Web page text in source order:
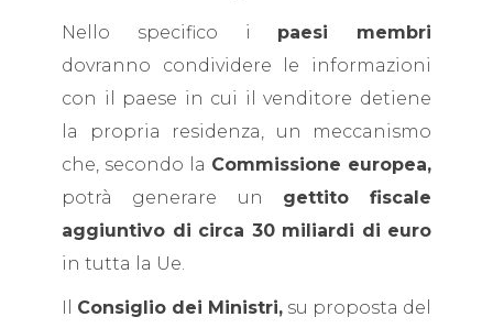
Nello specifico i paesi membri
dovranno condividere le informazioni
con il paese in cui il venditore detiene
la propria residenza, un meccanismo
che, secondo la Commissione europea,
potrà generare un gettito fiscale
aggiuntivo di circa 30 miliardi di euro
in tutta la Ue.
Il Consiglio dei Ministri, su proposta del